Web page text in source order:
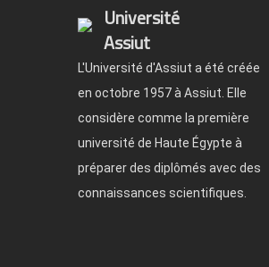
Université
Assiut
L'Université d'Assiut a été créée
en octobre 1957 à Assiut. Elle
considère comme la première
université de Haute Égypte à
préparer des diplômés avec des
connaissances scientifiques.